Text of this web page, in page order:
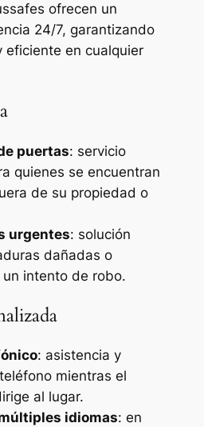
ofrecen un
24/7, garantizando
eficiente en cualquier
puertas: servicio
quienes se encuentran
de su propiedad o
urgentes: solución
dañadas o
intento de robo.
: asistencia y
mientras el
al lugar.
idiomas: en